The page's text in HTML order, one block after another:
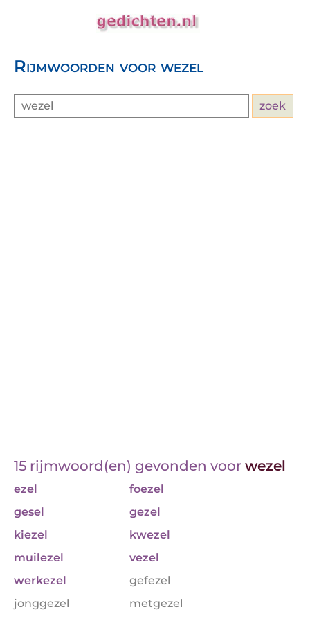
Rijmwoorden voor wezel
15 rijmwoord(en) gevonden voor wezel
ezel
foezel
gesel
gezel
kiezel
kwezel
muilezel
vezel
werkezel
gefezel
jonggezel
metgezel